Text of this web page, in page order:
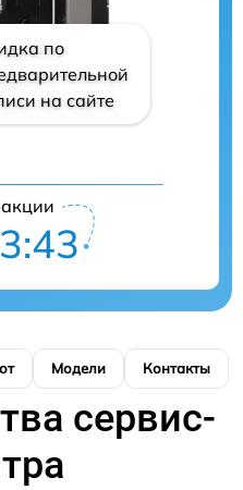
по
на сайте
Модели Контакты
сервис-